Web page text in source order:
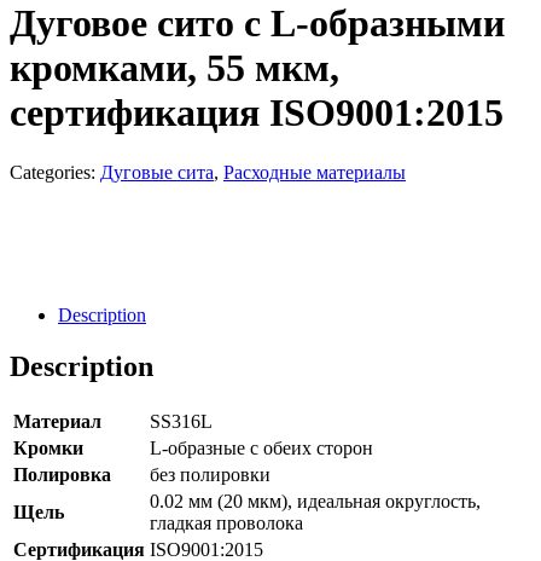
Дуговое сито с L-образными
кромками, 55 мкм,
сертификация ISO9001:2015
Categories: Дуговые сита, Расходные материалы
Description
Description
Материал
SS316L
Кромки
L-образные с обеих сторон
Полировка
без полировки
Щель
0.02 мм (20 мкм), идеальная округлость,
гладкая проволока
Сертификация ISO9001:2015